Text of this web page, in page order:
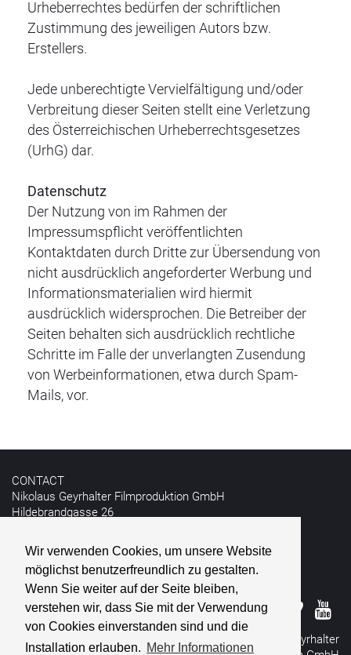
Wir verwenden Cookies, um unsere Website
möglichst benutzerfreundlich zu gestalten.
Wenn Sie weiter auf der Seite bleiben,
verstehen wir, dass Sie mit der Verwendung
von Cookies einverstanden sind und die
Installation erlauben. Mehr Informationen
Urheberrechtes bedürfen der schriftlichen
Zustimmung des jeweiligen Autors bzw.
Erstellers.
Jede unberechtigte Vervielfältigung und/oder
Verbreitung dieser Seiten stellt eine Verletzung
des Österreichischen Urheberrechtsgesetzes
(UrhG) dar.
Datenschutz
Der Nutzung von im Rahmen der
Impressumspflicht veröffentlichten
Kontaktdaten durch Dritte zur Übersendung von
nicht ausdrücklich angeforderter Werbung und
Informationsmaterialien wird hiermit
ausdrücklich widersprochen. Die Betreiber der
Seiten behalten sich ausdrücklich rechtliche
Schritte im Falle der unverlangten Zusendung
von Werbeinformationen, etwa durch Spam-
Mails, vor.
CONTACT
Nikolaus Geyrhalter Filmproduktion GmbH
Hildebrandgasse 26
T +43 1 4030162
info@geyrhalterfilm.com
© 2026 Nikolaus Geyrhalter